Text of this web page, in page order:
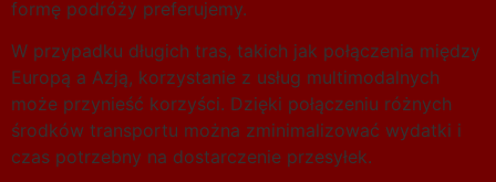
formę podróży preferujemy.
W przypadku długich tras, takich jak połączenia między
Europą a Azją, korzystanie z usług multimodalnych
może przynieść korzyści. Dzięki połączeniu różnych
środków transportu można zminimalizować wydatki i
czas potrzebny na dostarczenie przesyłek.